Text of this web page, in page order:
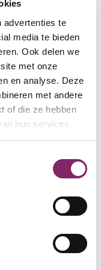
advertenties te
media te bieden
Ook delen we
met onze
en analyse. Deze
met andere
of die ze hebben
hun services.
de wijken, maar
landen is een
te kunnen
de kennis,
de doelgroep
leidt tot
ons dus die
Wij
niet alleen
ondernemers
die
zich ook vaak